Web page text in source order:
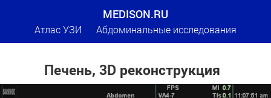
MEDISON.RU
Атлас УЗИ Абдоминальные исследования
Печень, 3D реконструкция